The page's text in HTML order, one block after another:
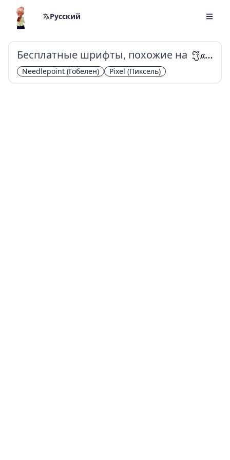
Русский
Бесплатные шрифты, похожие на Jacquarda Bastarda 9
Needlepoint (Гобелен) Pixel (Пиксель)